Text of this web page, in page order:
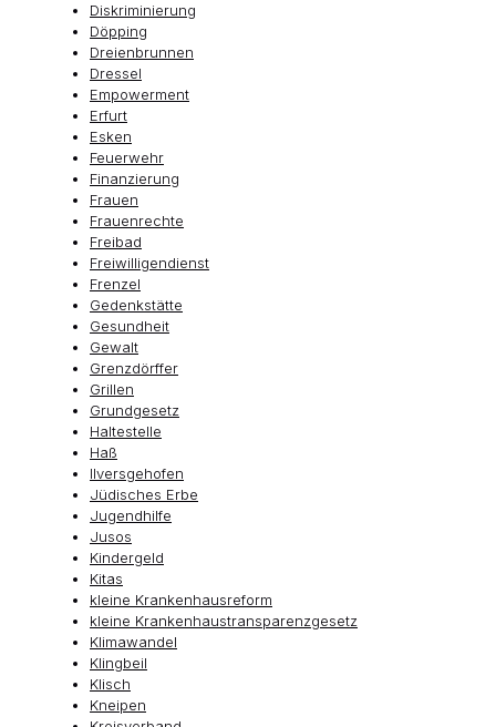
Diskriminierung
Döpping
Dreienbrunnen
Dressel
Empowerment
Erfurt
Esken
Feuerwehr
Finanzierung
Frauen
Frauenrechte
Freibad
Freiwilligendienst
Frenzel
Gedenkstätte
Gesundheit
Gewalt
Grenzdörffer
Grillen
Grundgesetz
Haltestelle
Haß
Ilversgehofen
Jüdisches Erbe
Jugendhilfe
Jusos
Kindergeld
Kitas
kleine Krankenhausreform
kleine Krankenhaustransparenzgesetz
Klimawandel
Klingbeil
Klisch
Kneipen